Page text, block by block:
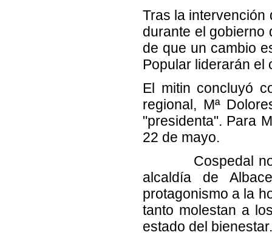
Tras la intervención
durante el gobierno
de que un cambio
Popular liderarán el
El mitin concluyó
regional, Mª
"presidenta". Para
22 de mayo.
Cospedal no ha
alcaldía de
protagonismo a la
tanto molestan a
estado del bienestar.